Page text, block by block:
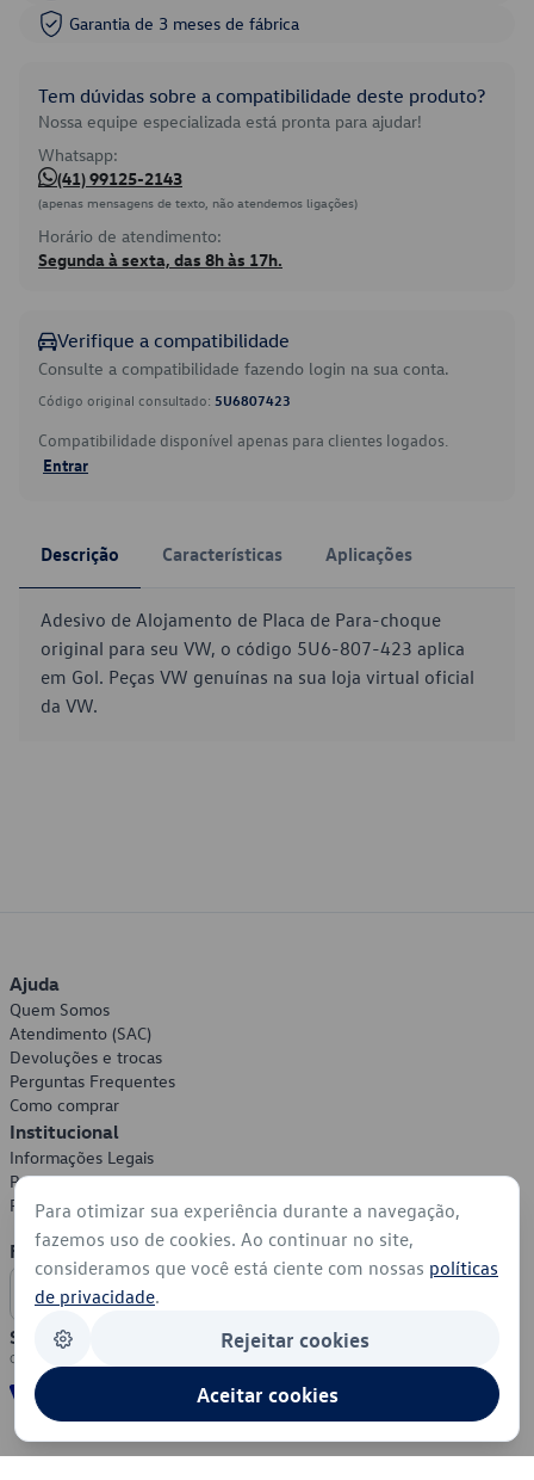
Garantia de 3 meses de fábrica
Tem dúvidas sobre a compatibilidade deste produto?
Nossa equipe especializada está pronta para ajudar!
Whatsapp:
(41) 99125-2143
(apenas mensagens de texto, não atendemos ligações)
Horário de atendimento:
Segunda à sexta, das 8h às 17h.
Verifique a compatibilidade
Consulte a compatibilidade fazendo login na sua conta.
Código original consultado: 5U6807423
Compatibilidade disponível apenas para clientes logados.
Entrar
Descrição Características Aplicações
Adesivo de Alojamento de Placa de Para-choque
original para seu VW, o código 5U6-807-423 aplica
em Gol. Peças VW genuínas na sua loja virtual oficial
da VW.
Ajuda
Quem Somos
Atendimento (SAC)
Devoluções e trocas
Perguntas Frequentes
Como comprar
Institucional
Informações Legais
Política de Privacidade
Política de Cookies
Formas de Pagamento
Segurança
Para otimizar sua experiência durante a navegação,
fazemos uso de cookies. Ao continuar no site,
consideramos que você está ciente com nossas políticas
de privacidade.
Rejeitar cookies
Aceitar cookies